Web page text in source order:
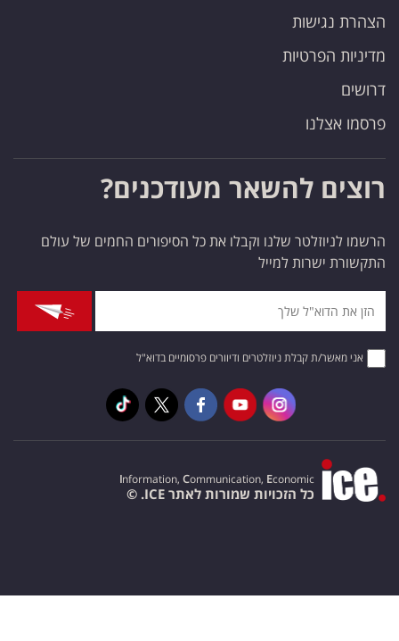
הצהרת נגישות
מדיניות הפרטיות
דרושים
פרסמו אצלנו
רוצים להשאר מעודכנים?
הרשמו לניוזלטר שלנו וקבלו את כל הסיפורים החמים של עולם
התקשורת ישרות למייל
אני מאשר/ת קבלת ניוזלטרים ודיוורים פרסומיים בדוא"ל
Information, Communication, Economic
כל הזכויות שמורות לאתר ICE. ©